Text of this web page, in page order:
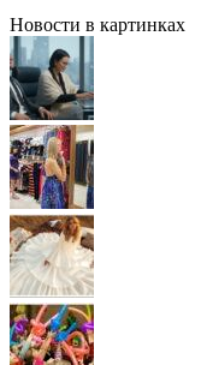
Новости в картинках